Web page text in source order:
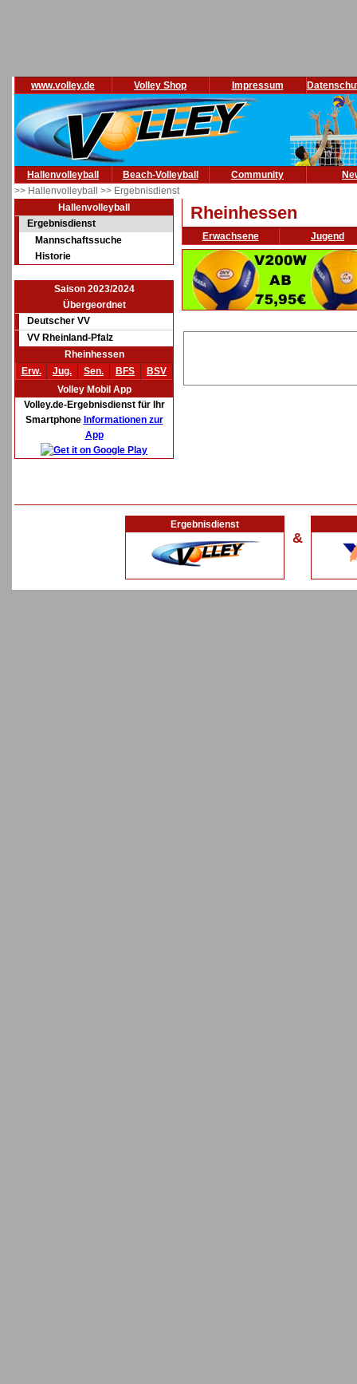
www.volley.de Volley Shop Impressum
Hallenvolleyball Beach-Volleyball Community
>> Hallenvolleyball >> Ergebnisdienst
Hallenvolleyball
Ergebnisdienst
Mannschaftssuche
Historie
Saison 2023/2024
Übergeordnet
Deutscher VV
VV Rheinland-Pfalz
Rheinhessen
Erw.
Jug. Sen. BFS
BSV
Volley Mobil App
Volley.de-Ergebnisdienst für Ihr
Smartphone Informationen zur
App
Rheinhessen
Erwachsene Jugend
Ergebnisdienst
&